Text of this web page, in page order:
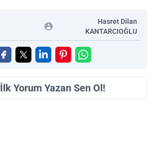
Hasret Dilan
KANTARCIOĞLU
İlk Yorum Yazan Sen Ol!